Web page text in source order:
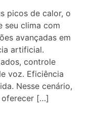
picos de calor, o
seu clima com
avançadas em
artificial.
controle
voz. Eficiência
Nesse cenário,
oferecer […]